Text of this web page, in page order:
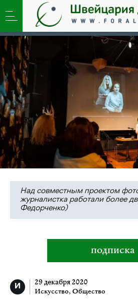
Искусство Новости,
искусство сопричастности в
Над совместным проектом
журналистка работали более
Федорченко)
подписка
29 декабря 2020
Искусство, Общество